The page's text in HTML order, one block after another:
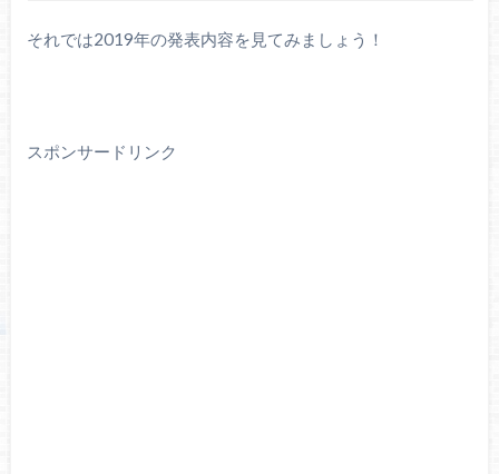
それでは2019年の発表内容を見てみましょう！
スポンサードリンク